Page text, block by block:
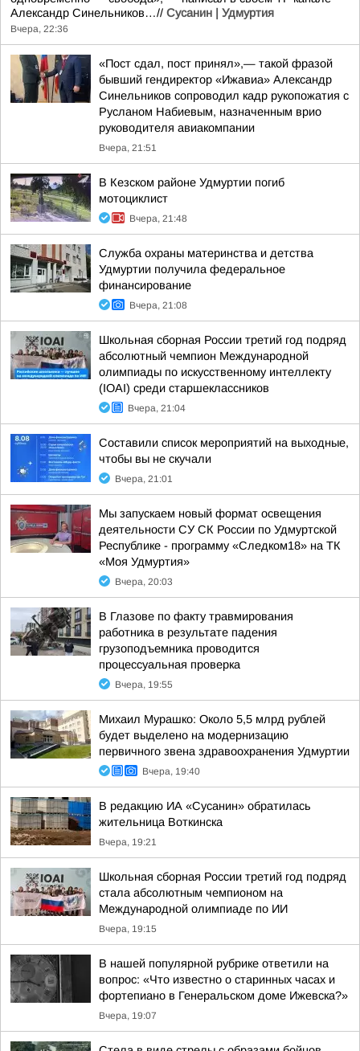
Александр Синельников…// Сусанин | Удмуртия
Вчера, 22:36
«Пост сдал, пост принял»,— такой фразой
бывший гендиректор «Ижавиа» Александр
Синельников сопроводил кадр рукопожатия с
Русланом Набиевым, назначенным врио
руководителя авиакомпании
Вчера, 21:51
В Кезском районе Удмуртии погиб
мотоциклист
Вчера, 21:48
Служба охраны материнства и детства
Удмуртии получила федеральное
финансирование
Вчера, 21:08
Школьная сборная России третий год подряд
абсолютный чемпион Международной
олимпиады по искусственному интеллекту
(IOAI) среди старшеклассников
Вчера, 21:04
Составили список мероприятий на выходные,
чтобы вы не скучали
Вчера, 21:01
Мы запускаем новый формат освещения
деятельности СУ СК России по Удмуртской
Республике - программу «Следком18» на ТК
«Моя Удмуртия»
Вчера, 20:03
В Глазове по факту травмирования
работника в результате падения
грузоподъемника проводится
процессуальная проверка
Вчера, 19:55
Михаил Мурашко: Около 5,5 млрд рублей
будет выделено на модернизацию
первичного звена здравоохранения Удмуртии
Вчера, 19:40
В редакцию ИА «Сусанин» обратилась
жительница Воткинска
Вчера, 19:21
Школьная сборная России третий год подряд
стала абсолютным чемпионом на
Международной олимпиаде по ИИ
Вчера, 19:15
В нашей популярной рубрике ответили на
вопрос: «Что известно о старинных часах и
фортепиано в Генеральском доме Ижевска?»
Вчера, 19:07